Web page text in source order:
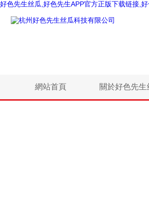
好色先生丝瓜,好色先生APP官方正版下载链接,
網站首頁 關於好色先生